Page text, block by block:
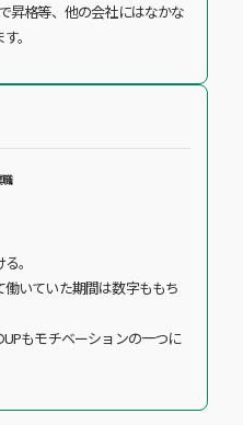
昇格等、他の会社にはなかな
。
。
いていた期間は数字ももち
もモチベーションの一つに